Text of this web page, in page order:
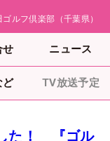
ゴルフ倶楽部（千葉県）
せ ニュース
ど TV放送予定
た！ 『ゴル